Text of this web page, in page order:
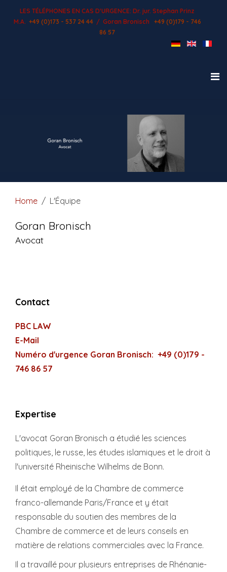
LES TÉLÉPHONES EN CAS D'URGENCE: Dr. jur. Stephan Prinz
M.A. +49 (0)173 - 537 24 44/ Goran Bronisch
+49 (0)179 - 746
86 57
Home L'Équipe
Goran Bronisch
Avocat
Contact
PBC LAW
E-Mail
Numéro d'urgence Goran Bronisch: +49 (0)179 -
746 86 57
Expertise
L'avocat Goran Bronisch a étudié les sciences
politiques, le russe, les études islamiques et le droit à
l'université Rheinische Wilhelms de Bonn.
Il était employé de la Chambre de commerce
franco-allemande Paris/France et y était
responsable du soutien des membres de la
Chambre de commerce et de leurs conseils en
matière de relations commerciales avec la France.
Il a travaillé pour plusieurs entreprises de Rhénanie-